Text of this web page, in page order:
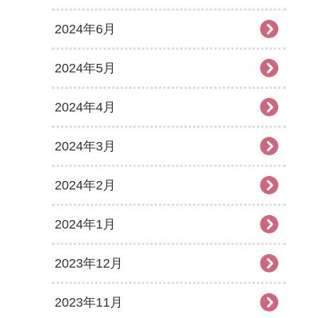
2024年6月
2024年5月
2024年4月
2024年3月
2024年2月
2024年1月
2023年12月
2023年11月